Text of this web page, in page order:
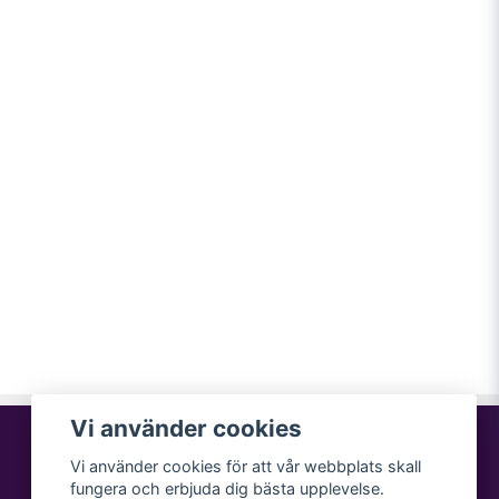
Vi använder cookies
Vi använder cookies för att vår webbplats skall
fungera och erbjuda dig bästa upplevelse.